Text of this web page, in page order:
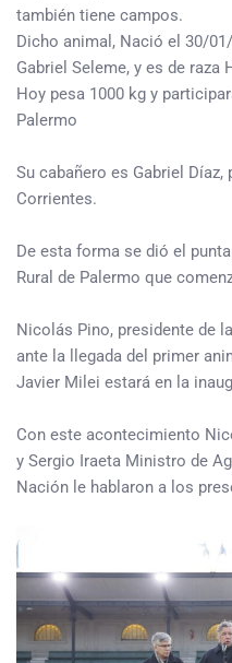
también tiene campos.
Dicho animal, Nació el 30/
Gabriel Seleme, y es de raza
Hoy pesa 1000 kg y
Palermo
Su cabañero es Gabriel
Corrientes.
De esta forma se dió el
Rural de Palermo que
Nicolás Pino, presidente de
ante la llegada del primer
Javier Milei estará en la
Con este acontecimiento
y Sergio Iraeta Ministro de
Nación le hablaron a los